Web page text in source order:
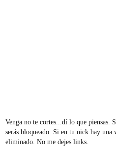
Venga no te cortes...dí lo que piensas.
serás bloqueado. Si en tu nick hay una
eliminado. No me dejes links.